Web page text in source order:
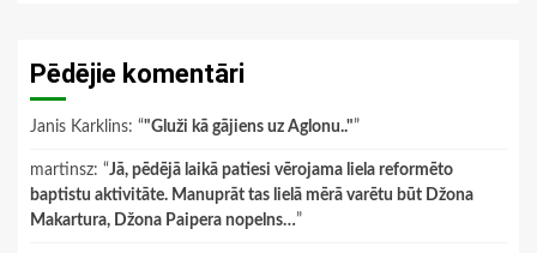
Pēdējie komentāri
Janis Karklins: “"Gluži kā gājiens uz Aglonu.."”
martinsz: “Jā, pēdējā laikā patiesi vērojama liela reformēto
baptistu aktivitāte. Manuprāt tas lielā mērā varētu būt Džona
Makartura, Džona Paipera nopelns…”